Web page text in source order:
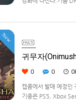
New
귀무자
0 0
캡콤에서 발매 예정
기종은 PS5, Xbox